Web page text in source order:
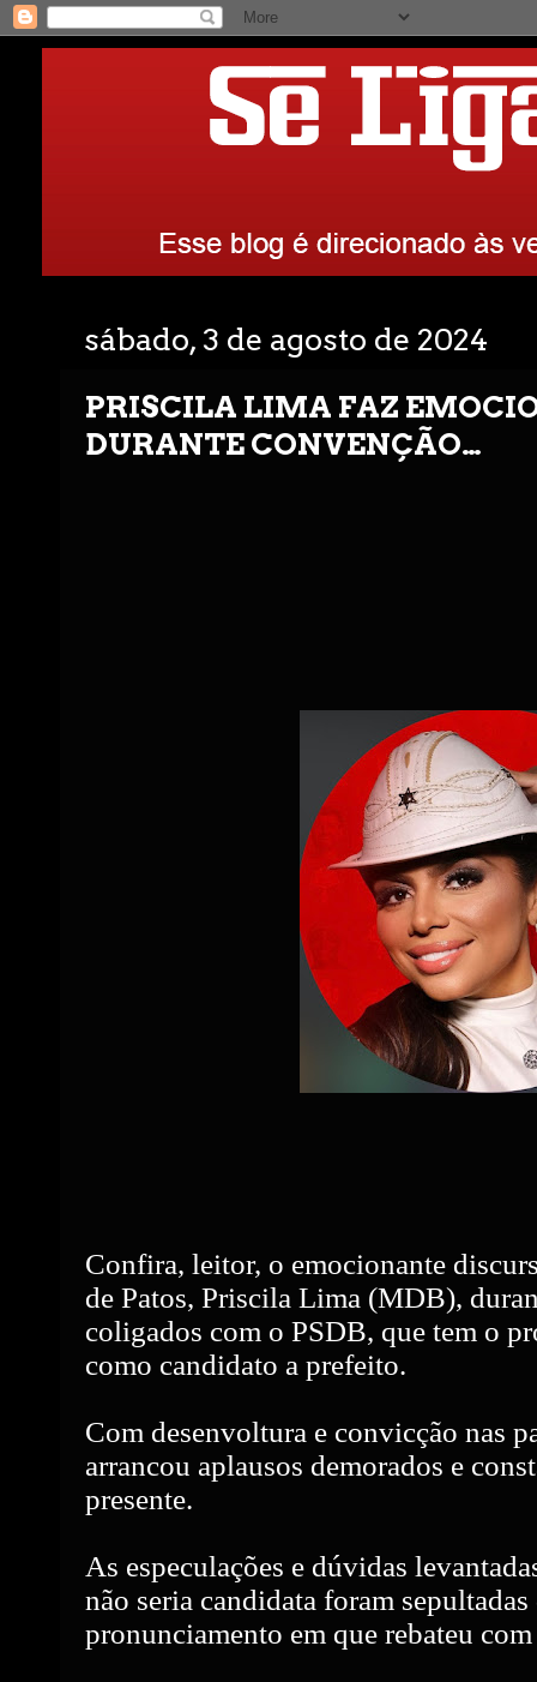
sábado, 3 de agosto de 2024
PRISCILA LIMA FAZ
DURANTE CONVENÇÃO…
Confira, leitor, o emocionante
de Patos, Priscila Lima (MDB),
coligados com o PSDB, que tem o
como candidato a prefeito.
Com desenvoltura e convicção nas
arrancou aplausos demorados e
presente.
As especulações e dúvidas
não seria candidata foram
pronunciamento em que rebateu